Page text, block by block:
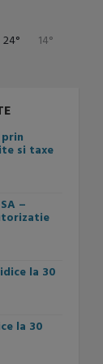
24° 14°
28°
27° 16°
si taxe
–
la 30
la 30